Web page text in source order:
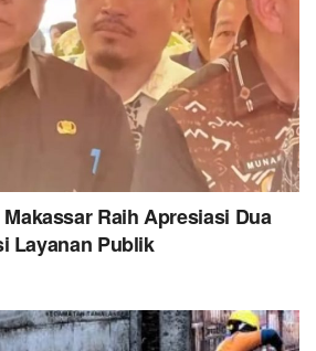
Raih Apresiasi Dua
Layanan Publik